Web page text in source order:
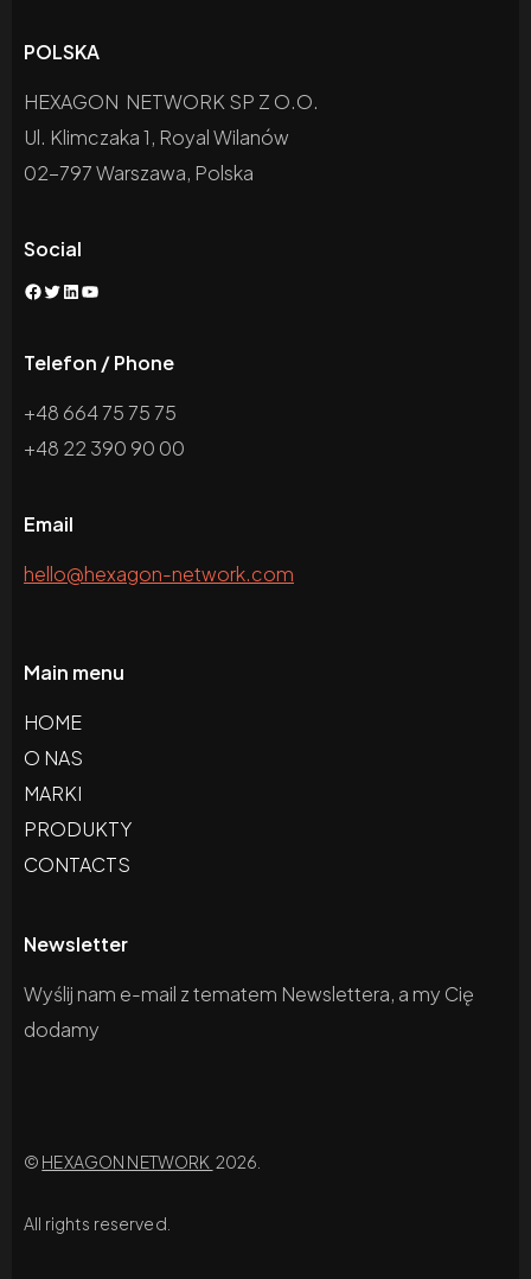
POLSKA
HEXAGON NETWORK SP Z O.O.
Ul. Klimczaka 1, Royal Wilanów
02-797 Warszawa, Polska
Social
Facebook
Twitter
LinkedIn
YouTube
Telefon / Phone
+48 664 75 75 75
+48 22 390 90 00
Email
hello@hexagon-network.com
Main menu
HOME
O NAS
MARKI
PRODUKTY
CONTACTS
Newsletter
Wyślij nam e-mail z tematem Newslettera, a my Cię
dodamy
© HEXAGON NETWORK 2026.
All rights reserved.